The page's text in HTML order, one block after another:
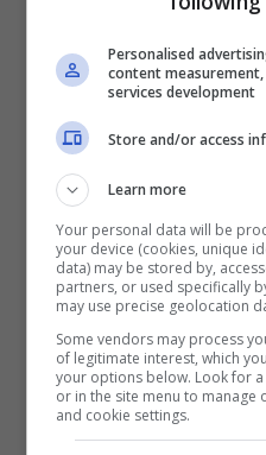
sforamento dei limiti
particolato fine. E
1.400.000 e passa
solo la seconda in
Madonnina ha infatti
68 giorni di
Verona, che si è
quarto posto della
giorni di trasgressione.
Personalised
content
services development
Store and/or access
Learn more
Your personal data will be
your device (cookies, unique
data) may be stored by,
partners, or used specifically
may use precise geolocation
Some vendors may process
of legitimate interest, which
your options below. Look for
or in the site menu to manage
and cookie settings.